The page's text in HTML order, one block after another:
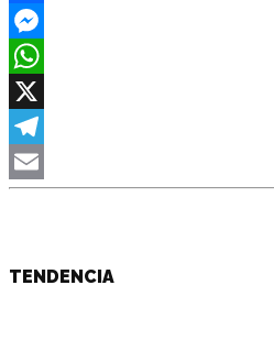
Facebook
Messenger
WhatsApp
X
Telegram
TENDENCIA